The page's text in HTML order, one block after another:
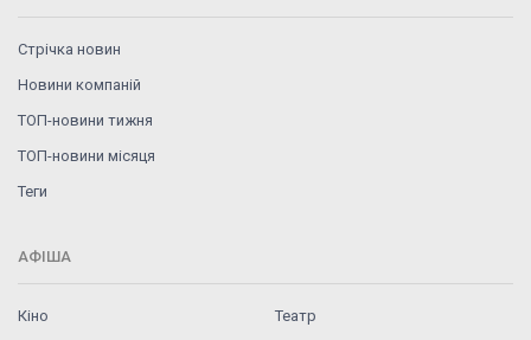
Стрічка новин
Новини компаній
ТОП-новини тижня
ТОП-новини місяця
Теги
АФІША
Кіно
Театр